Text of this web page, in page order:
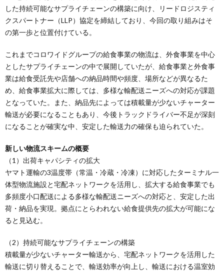
した持続可能なサプライチェーンの構築に向け、リードロジスティ
クスパートナー（LLP）協定を締結しており、今回の取り組みはそ
の第一歩と位置付けている。
これまでコロワイドグループの給食事業の物流は、外食事業を中心
としたサプライチェーンの中で展開していたが、給食事業と外食事
業は給食受託先や店舗への納品時間や頻度、場所などが異なるた
め、給食事業拡大に際しては、多様な輸配送ニーズへの対応が課題
となっていた。また、納品先によっては積載量が少ないチャーター
輸送が必要になることもあり、今後トラックドライバー不足が深刻
になることが確実な中、安定した輸送力の確保も迫られていた。
新しい物流スキームの概要
（1）出荷キャパシティの拡大
ヤマト運輸の3温度帯（常温・冷蔵・冷凍）に対応したターミナル一
体型物流施設と宅配ネットワークを活用し、拡大する給食事業でも
多頻度小口配送による多様な輸配送ニーズへの対応と、安定した出
荷・納品を実現。拠点にとらわれない給食提供先の拡大が可能にな
ると見込む。
（2）持続可能なサプライチェーンの構築
積載量が少ないチャーター輸送から、宅配ネットワークを活用した
輸送に切り替えることで、輸送効率が向上し、輸送における温室効